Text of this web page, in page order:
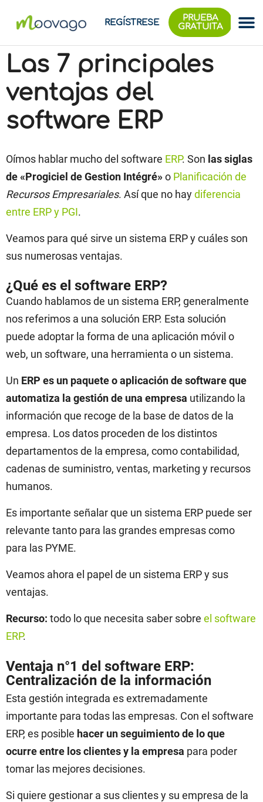
REGÍSTRESE
PRUEBA
GRATUITA
Las 7 principales
ventajas del
software ERP
Oímos hablar mucho del software ERP. Son las siglas
de «Progiciel de Gestion Intégré»o Planificación de
Recursos Empresariales. Así que no haydiferencia
entre ERP y PGI.
Veamos para qué sirve un sistema ERP y cuáles son
sus numerosas ventajas.
¿Qué es el software ERP?
Cuando hablamos de un sistema ERP, generalmente
nos referimos a una solución ERP. Esta solución
puede adoptar la forma de una aplicación móvil o
web, un software, una herramienta o un sistema.
Un ERP es un paquete o aplicación de software que
automatiza la gestión de una empresa utilizando la
información que recoge de la base de datos de la
empresa. Los datos proceden de los distintos
departamentos de la empresa, como contabilidad,
cadenas de suministro, ventas, marketing y recursos
humanos.
Es importante señalar que un sistema ERP puede ser
relevante tanto para las grandes empresas como
para las PYME.
Veamos ahora el papel de un sistema ERP y sus
ventajas.
Recurso: todo lo que necesita saber sobre el software
ERP.
Ventaja n°1 del software ERP:
Centralización de la información
Esta gestión integrada es extremadamente
importante para todas las empresas. Con el software
ERP, es posible hacer un seguimiento de lo que
ocurre entre los clientes y la empresa para poder
tomar las mejores decisiones.
Si quiere gestionar a sus clientes y su empresa de la